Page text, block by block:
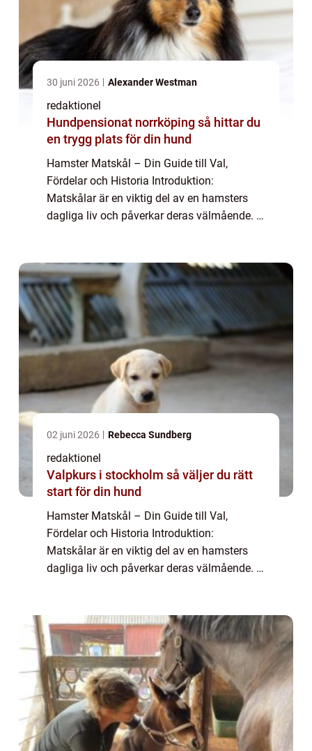
30 juni 2026 Alexander Westman
redaktionel
Hundpensionat norrköping så hittar du
en trygg plats för din hund
Hamster Matskål – Din Guide till Val,
Fördelar och Historia Introduktion:
Matskålar är en viktig del av en hamsters
dagliga liv och påverkar deras välmående. I
02 juni 2026 Rebecca Sundberg
redaktionel
Valpkurs i stockholm så väljer du rätt
start för din hund
Hamster Matskål – Din Guide till Val,
Fördelar och Historia Introduktion:
Matskålar är en viktig del av en hamsters
dagliga liv och påverkar deras välmående. I